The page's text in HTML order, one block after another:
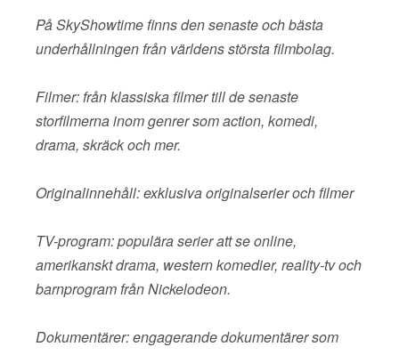
På SkyShowtime finns den senaste och bästa
underhållningen från världens största filmbolag.
Filmer: från klassiska filmer till de senaste
storfilmerna inom genrer som action, komedi,
drama, skräck och mer.
Originalinnehåll: exklusiva originalserier och filmer
TV-program: populära serier att se online,
amerikanskt drama, western komedier, reality-tv och
barnprogram från Nickelodeon.
Dokumentärer: engagerande dokumentärer som